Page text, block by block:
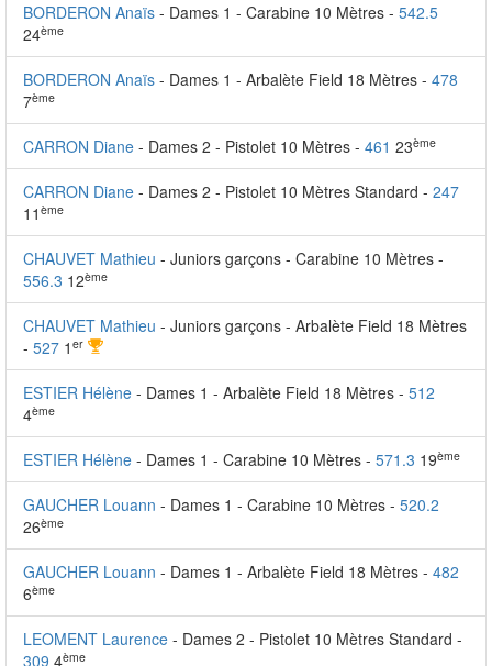
BORDERON Anaïs - Dames 1 - Carabine 10 Mètres - 542.5
24ème
BORDERON Anaïs - Dames 1 - Arbalète Field 18 Mètres - 478
7ème
CARRON Diane - Dames 2 - Pistolet 10 Mètres - 461 23ème
CARRON Diane - Dames 2 - Pistolet 10 Mètres Standard - 247
11 ème
CHAUVET Mathieu - Juniors garçons - Carabine 10 Mètres -
556.3 12ème
CHAUVET Mathieu - Juniors garçons - Arbalète Field 18 Mètres
- 527 1 er
ESTIER Hélène - Dames 1 - Arbalète Field 18 Mètres - 512
4ème
ESTIER Hélène - Dames 1 - Carabine 10 Mètres - 571.3 19ème
GAUCHER Louann - Dames 1 - Carabine 10 Mètres - 520.2
26ème
GAUCHER Louann - Dames 1 - Arbalète Field 18 Mètres - 482
6ème
LEOMENT Laurence - Dames 2 - Pistolet 10 Mètres Standard -
309 4ème